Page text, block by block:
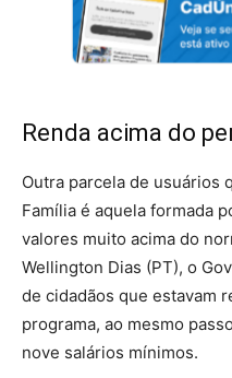
Renda acima do
Outra parcela de usuários
Família é aquela formada
valores muito acima do
Wellington Dias (PT), o
de cidadãos que estavam
programa, ao mesmo
nove salários mínimos.